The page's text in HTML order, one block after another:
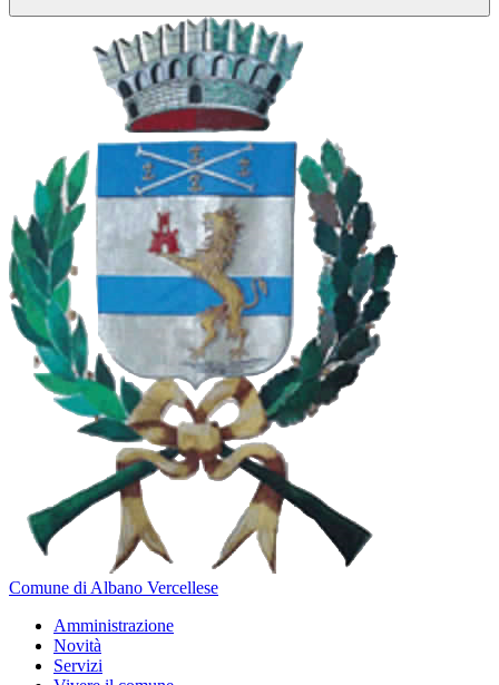
Comune di Albano Vercellese
Amministrazione
Novità
Servizi